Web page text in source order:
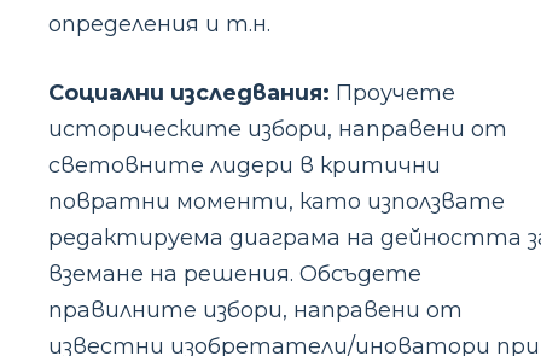
определения и т.н.
Социални изследвания: Проучете
историческите избори, направени от
световните лидери в критични
повратни моменти, като използвате
редактируема диаграма на дейността
вземане на решения. Обсъдете
правилните избори, направени от
известни изобретатели/иноватори при